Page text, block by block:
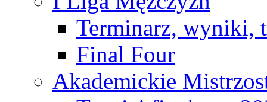
Terminarz, wyniki,
Final Four
Akademickie